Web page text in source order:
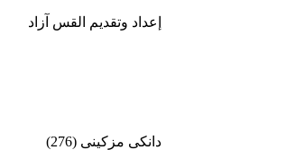
إعداد وتقديم القس آزاد
دانكى مزكينى (276)